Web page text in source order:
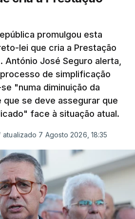
promulgou esta
lei que cria a Prestação
António José Seguro alerta,
de simplificação
"numa diminuição da
se deve assegurar que
face à situação atual.
atualizado 7 Agosto 2026, 18:35